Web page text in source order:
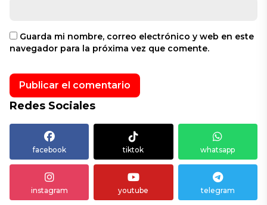
Guarda mi nombre, correo electrónico y web en este
navegador para la próxima vez que comente.
Redes Sociales
facebook tiktok whatsapp
instagram youtube telegram